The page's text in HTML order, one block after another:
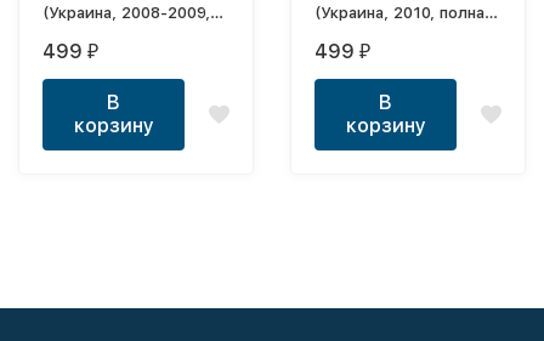
(Украина, 2008-2009,
сезон, 4 серии)
499 ₽
В
корзину
(Украина, 2010, полная
серий)
499 ₽
В
корзину